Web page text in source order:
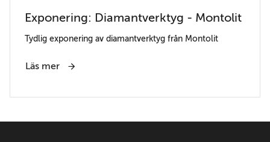
Exponering: Diamantverktyg - Montolit
Tydlig exponering av diamantverktyg från Montolit
Läs mer